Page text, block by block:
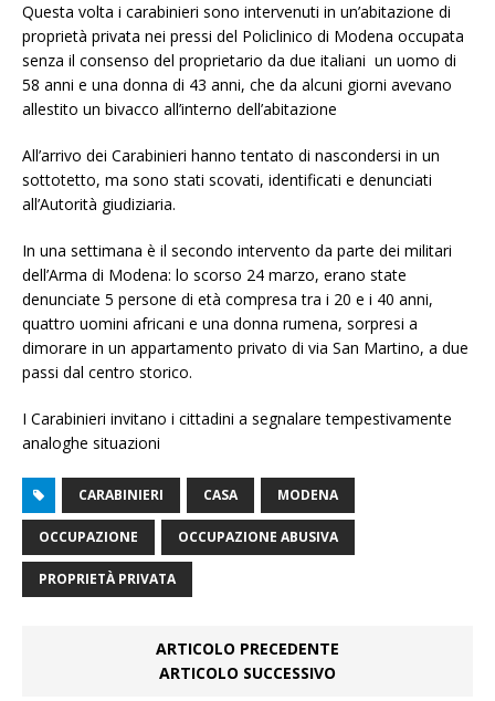
Questa volta i carabinieri sono intervenuti in un’abitazione di
proprietà privata nei pressi del Policlinico di Modena occupata
senza il consenso del proprietario da due italiani un uomo di
58 anni e una donna di 43 anni, che da alcuni giorni avevano
allestito un bivacco all’interno dell’abitazione
All’arrivo dei Carabinieri hanno tentato di nascondersi in un
sottotetto, ma sono stati scovati, identificati e denunciati
all’Autorità giudiziaria.
In una settimana è il secondo intervento da parte dei militari
dell’Arma di Modena: lo scorso 24 marzo, erano state
denunciate 5 persone di età compresa tra i 20 e i 40 anni,
quattro uomini africani e una donna rumena, sorpresi a
dimorare in un appartamento privato di via San Martino, a due
passi dal centro storico.
I Carabinieri invitano i cittadini a segnalare tempestivamente
analoghe situazioni
CARABINIERI CASA MODENA
OCCUPAZIONE OCCUPAZIONE ABUSIVA
PROPRIETÀ PRIVATA
ARTICOLO PRECEDENTE
ARTICOLO SUCCESSIVO